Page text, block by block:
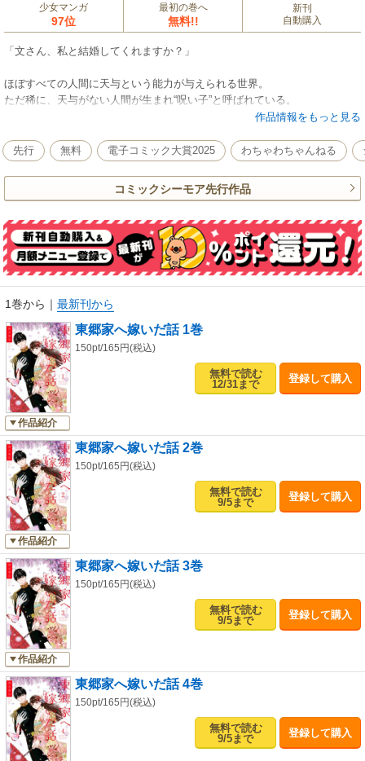
少女マンガ
97位
最初の巻へ
無料!!
新刊
自動購入
「文さん、私と結婚してくれますか？」
ほぼすべての人間に天与という能力が与えられる世界。
ただ稀に、天与がない人間が生まれ“呪い子”と呼ばれている。
が、
使用人として松方家に尽くし生きてきた。
強い天与を持つ弟・樹にはこき使われ、家族に虐げられる日々…。
そんなある日、千里眼の一族・東郷家から松方家に縁談の話がくる。
当日、やってきたのは長男の正治で――？
戦では負け知らずの千里眼の末裔に見初められた“呪い子”の少女、
婚姻からはじまる異能力ラブファンタジー、開幕！
作品情報をもっと見る
先行 無料 電子コミック大賞2025 わちゃわちゃんねる
コミックシーモア先行作品
1巻から ｜ 最新刊から
作品紹介
東郷家へ嫁いだ話 1巻
150pt/165円(税込)
無料で読む
12/31まで
登録して購入
作品紹介
東郷家へ嫁いだ話 2巻
150pt/165円(税込)
無料で読む
9/5まで
登録して購入
作品紹介
東郷家へ嫁いだ話 3巻
150pt/165円(税込)
無料で読む
9/5まで
登録して購入
東郷家へ嫁いだ話 4巻
150pt/165円(税込)
無料で読む
9/5まで
登録して購入